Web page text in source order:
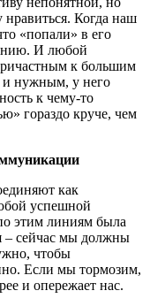
нравиться. Когда наш
«попали» в его
И любой
к большим
и нужным, у него
к чему-то
гораздо круче, чем
как
успешной
этим линиям была
– сейчас мы должны
чтобы
Если мы тормозим,
и опережает нас.